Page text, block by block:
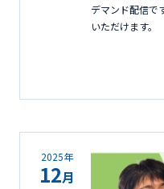
デマンド配信で
いただけます。
2025年
12月